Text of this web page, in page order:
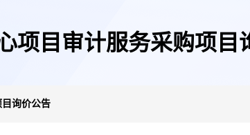
项目审计服务采购项目
询价公告